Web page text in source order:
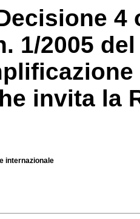
4
1/2005
invita la
internazionale